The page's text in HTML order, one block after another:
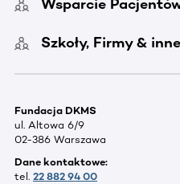
Wsparcie
Szkoły, Firmy & inne
Fundacja DKMS
ul. Altowa 6/9
02-386 Warszawa
Dane kontaktowe:
tel. 22 882 94 00